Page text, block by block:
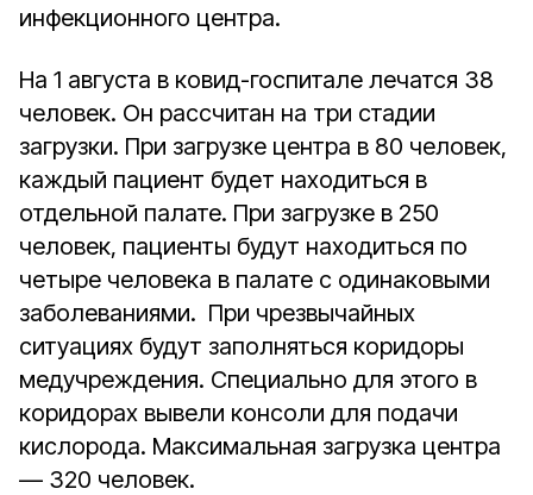
инфекционного центра.
На 1 августа в ковид-госпитале лечатся 38
человек. Он рассчитан на три стадии
загрузки. При загрузке центра в 80 человек,
каждый пациент будет находиться в
отдельной палате. При загрузке в 250
человек, пациенты будут находиться по
четыре человека в палате с одинаковыми
заболеваниями. При чрезвычайных
ситуациях будут заполняться коридоры
медучреждения. Специально для этого в
коридорах вывели консоли для подачи
кислорода. Максимальная загрузка центра
— 320 человек.